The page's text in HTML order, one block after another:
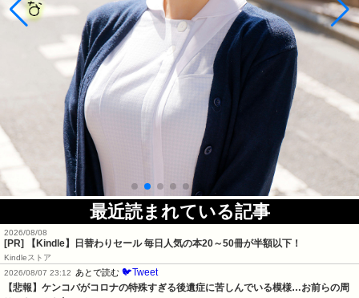
最近読まれている記事
2026/08/08
[PR] 【Kindle】日替わりセール 毎日人気の本20～50冊が半額以下！
Kindleストア
2026/08/07 23:12
あとで読む 🐦Tweet
【悲報】ケンコバがコロナの特殊すぎる後遺症に苦しんでいる模様…お前らの周